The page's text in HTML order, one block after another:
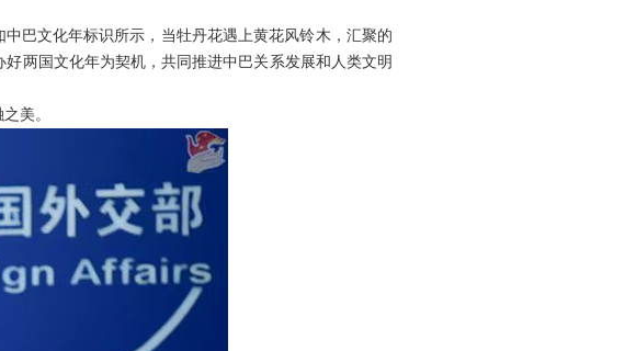
巴文化年标识所示，当牡丹花遇上黄花风铃木，汇聚的
两国文化年为契机，共同推进中巴关系发展和人类文明
美。